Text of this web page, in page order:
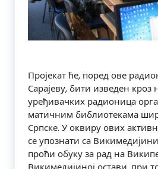
Пројекат ће, поред ове
Сарајеву, бити изведен кроз
уређивачких радионица
матичним библиотекама
Српске. У оквиру ових
се упознати са
проћи обуку за рад на